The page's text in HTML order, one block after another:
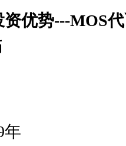
优势---MOS
年